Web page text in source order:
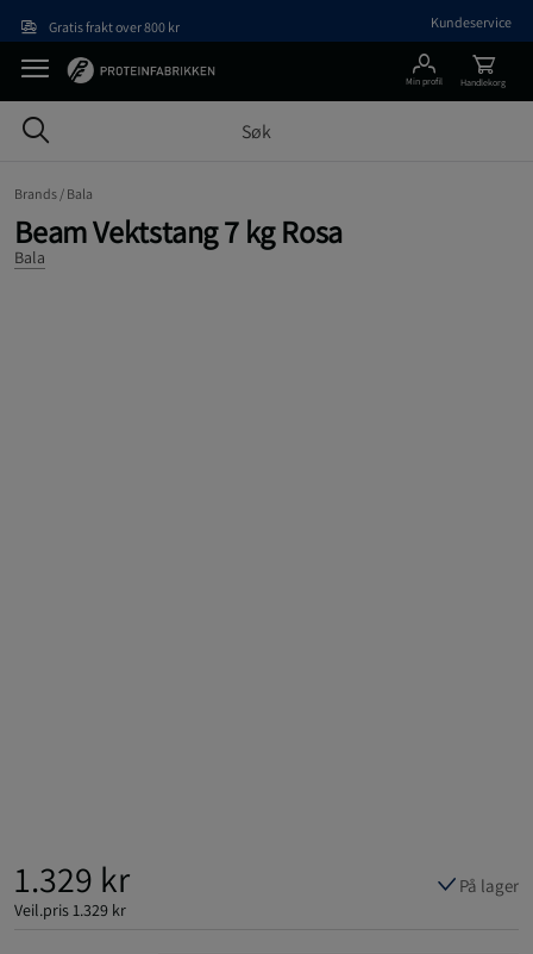
Gratis frakt over 800 kr Kundeservice
Min profil Handlekorg
Brands / Bala
Beam Vektstang 7 kg Rosa
Bala
1.329 kr
Veil.pris 1.329 kr
På lager